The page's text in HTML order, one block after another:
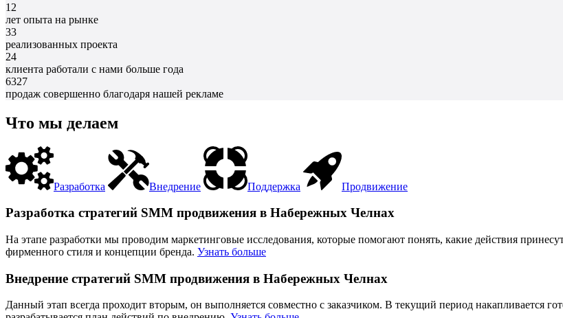
12
лет опыта на рынке
33
реализованных проекта
24
клиента работали с нами больше года
6327
продаж совершенно благодаря нашей рекламе
Что мы делаем
Разработка Внедрение Поддержка Продвижение
Разработка стратегий SMM продвижения в Набережных Челнах
На этапе разработки мы проводим маркетинговые исследования, которые помогают понять, какие действия
фирменного стиля и концепции бренда. Узнать больше
Внедрение стратегий SMM продвижения в Набережных Челнах
Данный этап всегда проходит вторым, он выполняется совместно с заказчиком. В текущий период накапливается